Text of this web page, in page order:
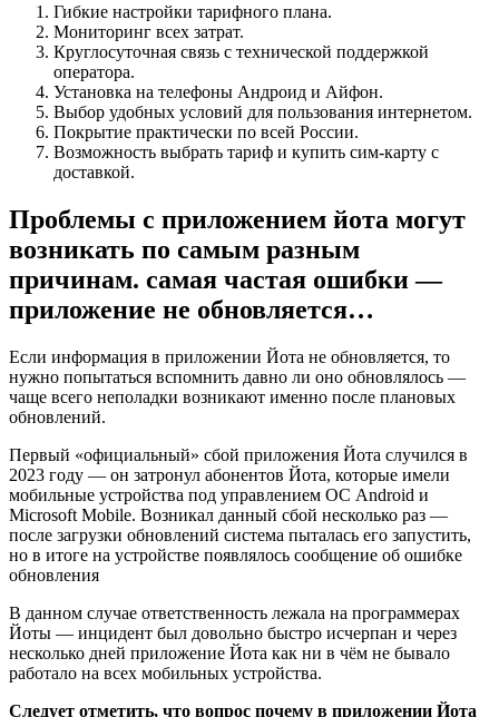
Гибкие настройки тарифного плана.
Мониторинг всех затрат.
Круглосуточная связь с технической поддержкой
оператора.
Установка на телефоны Андроид и Айфон.
Выбор удобных условий для пользования интернетом.
Покрытие практически по всей России.
Возможность выбрать тариф и купить сим-карту с
доставкой.
Проблемы с приложением йота могут
возникать по самым разным
причинам. самая частая ошибки —
приложение не обновляется…
Если информация в приложении Йота не обновляется, то
нужно попытаться вспомнить давно ли оно обновлялось —
чаще всего неполадки возникают именно после плановых
обновлений.
Первый «официальный» сбой приложения Йота случился в
2023 году — он затронул абонентов Йота, которые имели
мобильные устройства под управлением ОС Android и
Microsoft Mobile. Возникал данный сбой несколько раз —
после загрузки обновлений система пыталась его запустить,
но в итоге на устройстве появлялось сообщение об ошибке
обновления
В данном случае ответственность лежала на программерах
Йоты — инцидент был довольно быстро исчерпан и через
несколько дней приложение Йота как ни в чём не бывало
работало на всех мобильных устройства.
Следует отметить, что вопрос почему в приложении Йота